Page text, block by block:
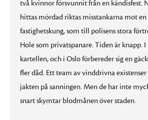
två kvinnor försvunnit från en kändisfest.
hittas mördad riktas misstankarna mot
fastighetskung, som till polisens stora
Hole som privatspanare. Tiden är knapp.
kartellen, och i Oslo förbereder sig en
fler dåd. Ett team av vinddrivna
jakten på sanningen. Men de har inte
snart skymtar blodmånen över staden.